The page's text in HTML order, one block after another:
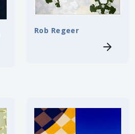
Rob Regeer